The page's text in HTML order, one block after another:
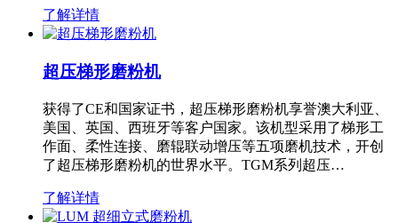
了解详情
超压梯形磨粉机
获得了CE和国家证书，超压梯形磨粉机享誉澳大利亚、
美国、英国、西班牙等客户国家。该机型采用了梯形工
作面、柔性连接、磨辊联动增压等五项磨机技术，开创
了超压梯形磨粉机的世界水平。TGM系列超压…
了解详情